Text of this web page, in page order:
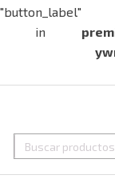
"button_label"
in
Buscar